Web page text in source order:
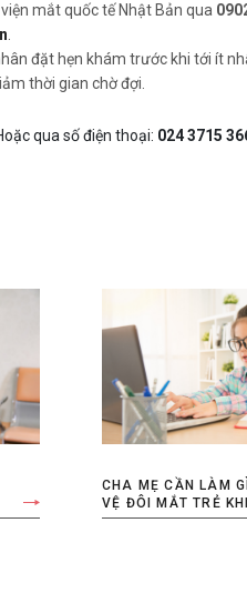
mắt quốc tế Nhật Bản qua
đặt hẹn khám trước khi tới ít
thời gian chờ đợi.
qua số điện thoại: 024 3715
CHA MẸ CẦN LÀM
VỆ ĐÔI MẮT TRẺ
NĂM HỌC MỚI?